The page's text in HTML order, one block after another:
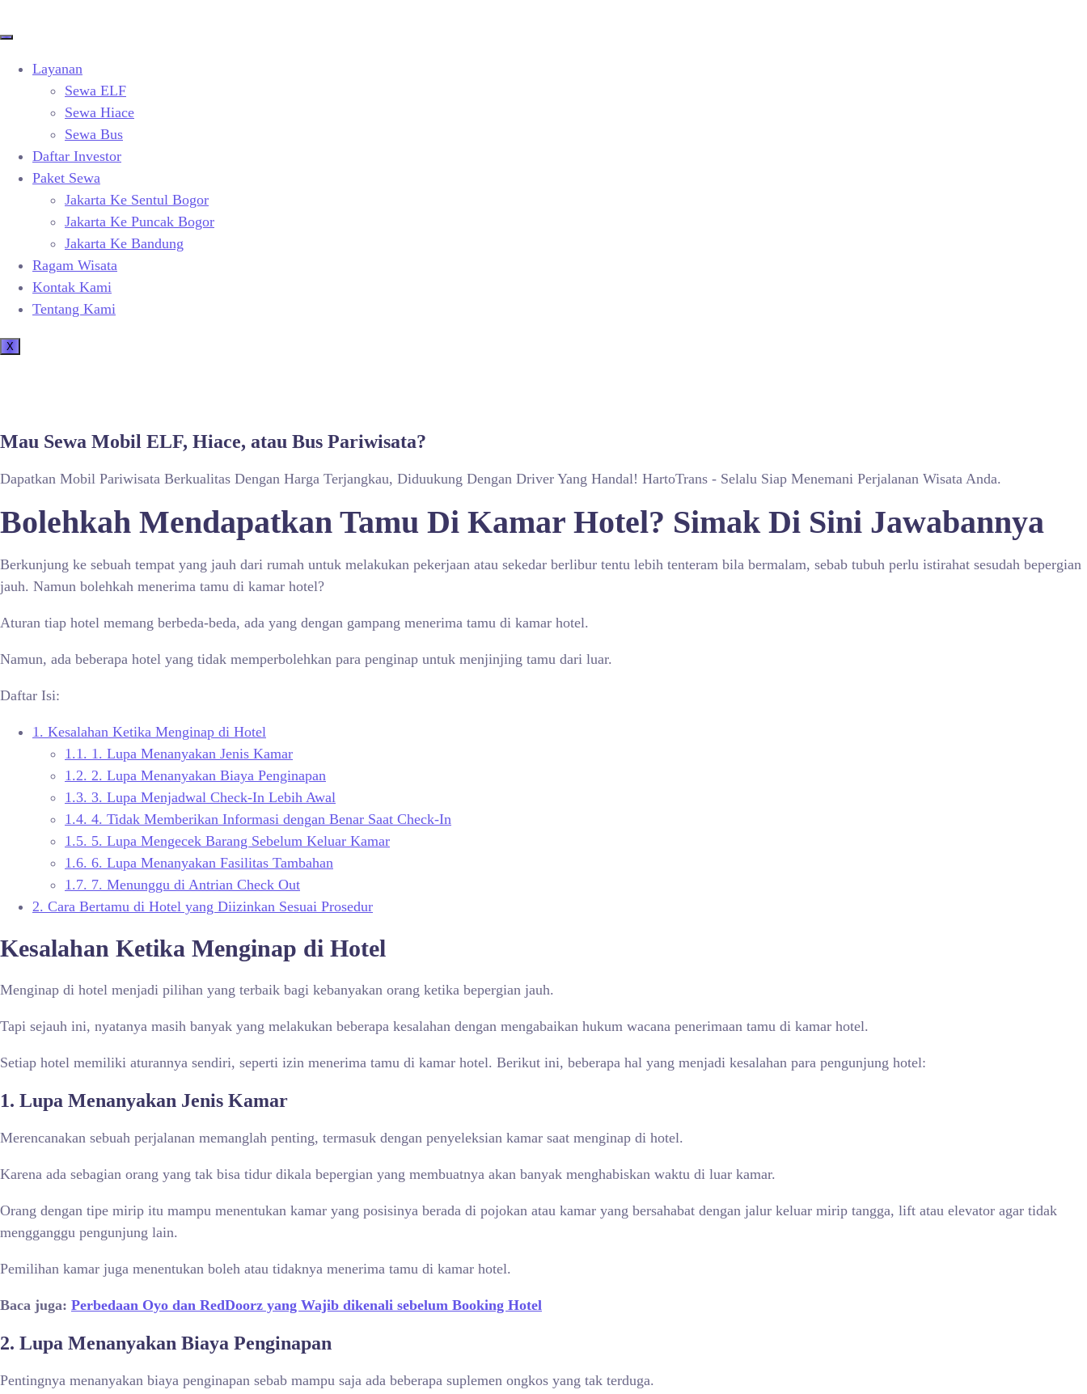
Layanan
Sewa ELF
Sewa Hiace
Sewa Bus
Daftar Investor
Paket Sewa
Jakarta Ke Sentul Bogor
Jakarta Ke Puncak Bogor
Jakarta Ke Bandung
Ragam Wisata
Kontak Kami
Tentang Kami
X
Mau Sewa Mobil ELF, Hiace, atau Bus Pariwisata?
Dapatkan Mobil Pariwisata Berkualitas Dengan Harga Terjangkau, Diduukung Dengan Driver Yang Handal! HartoTrans - Selalu Siap Menemani Perjalanan Wisata Anda.
Bolehkah Mendapatkan Tamu Di Kamar Hotel? Simak Di Sini Jawabannya
Berkunjung ke sebuah tempat yang jauh dari rumah untuk melakukan pekerjaan atau sekedar berlibur tentu lebih tenteram bila bermalam, sebab tubuh perlu istirahat sesudah bepergian
jauh. Namun bolehkah menerima tamu di kamar hotel?
Aturan tiap hotel memang berbeda-beda, ada yang dengan gampang menerima tamu di kamar hotel.
Namun, ada beberapa hotel yang tidak memperbolehkan para penginap untuk menjinjing tamu dari luar.
Daftar Isi:
1. Kesalahan Ketika Menginap di Hotel
1.1. 1. Lupa Menanyakan Jenis Kamar
1.2. 2. Lupa Menanyakan Biaya Penginapan
1.3. 3. Lupa Menjadwal Check-In Lebih Awal
1.4. 4. Tidak Memberikan Informasi dengan Benar Saat Check-In
1.5. 5. Lupa Mengecek Barang Sebelum Keluar Kamar
1.6. 6. Lupa Menanyakan Fasilitas Tambahan
1.7. 7. Menunggu di Antrian Check Out
2. Cara Bertamu di Hotel yang Diizinkan Sesuai Prosedur
Kesalahan Ketika Menginap di Hotel
Menginap di hotel menjadi pilihan yang terbaik bagi kebanyakan orang ketika bepergian jauh.
Tapi sejauh ini, nyatanya masih banyak yang melakukan beberapa kesalahan dengan mengabaikan hukum wacana penerimaan tamu di kamar hotel.
Setiap hotel memiliki aturannya sendiri, seperti izin menerima tamu di kamar hotel. Berikut ini, beberapa hal yang menjadi kesalahan para pengunjung hotel:
1. Lupa Menanyakan Jenis Kamar
Merencanakan sebuah perjalanan memanglah penting, termasuk dengan penyeleksian kamar saat menginap di hotel.
Karena ada sebagian orang yang tak bisa tidur dikala bepergian yang membuatnya akan banyak menghabiskan waktu di luar kamar.
Orang dengan tipe mirip itu mampu menentukan kamar yang posisinya berada di pojokan atau kamar yang bersahabat dengan jalur keluar mirip tangga, lift atau elevator agar tidak
mengganggu pengunjung lain.
Pemilihan kamar juga menentukan boleh atau tidaknya menerima tamu di kamar hotel.
Baca juga: Perbedaan Oyo dan RedDoorz yang Wajib dikenali sebelum Booking Hotel
2. Lupa Menanyakan Biaya Penginapan
Pentingnya menanyakan biaya penginapan sebab mampu saja ada beberapa suplemen ongkos yang tak terduga.